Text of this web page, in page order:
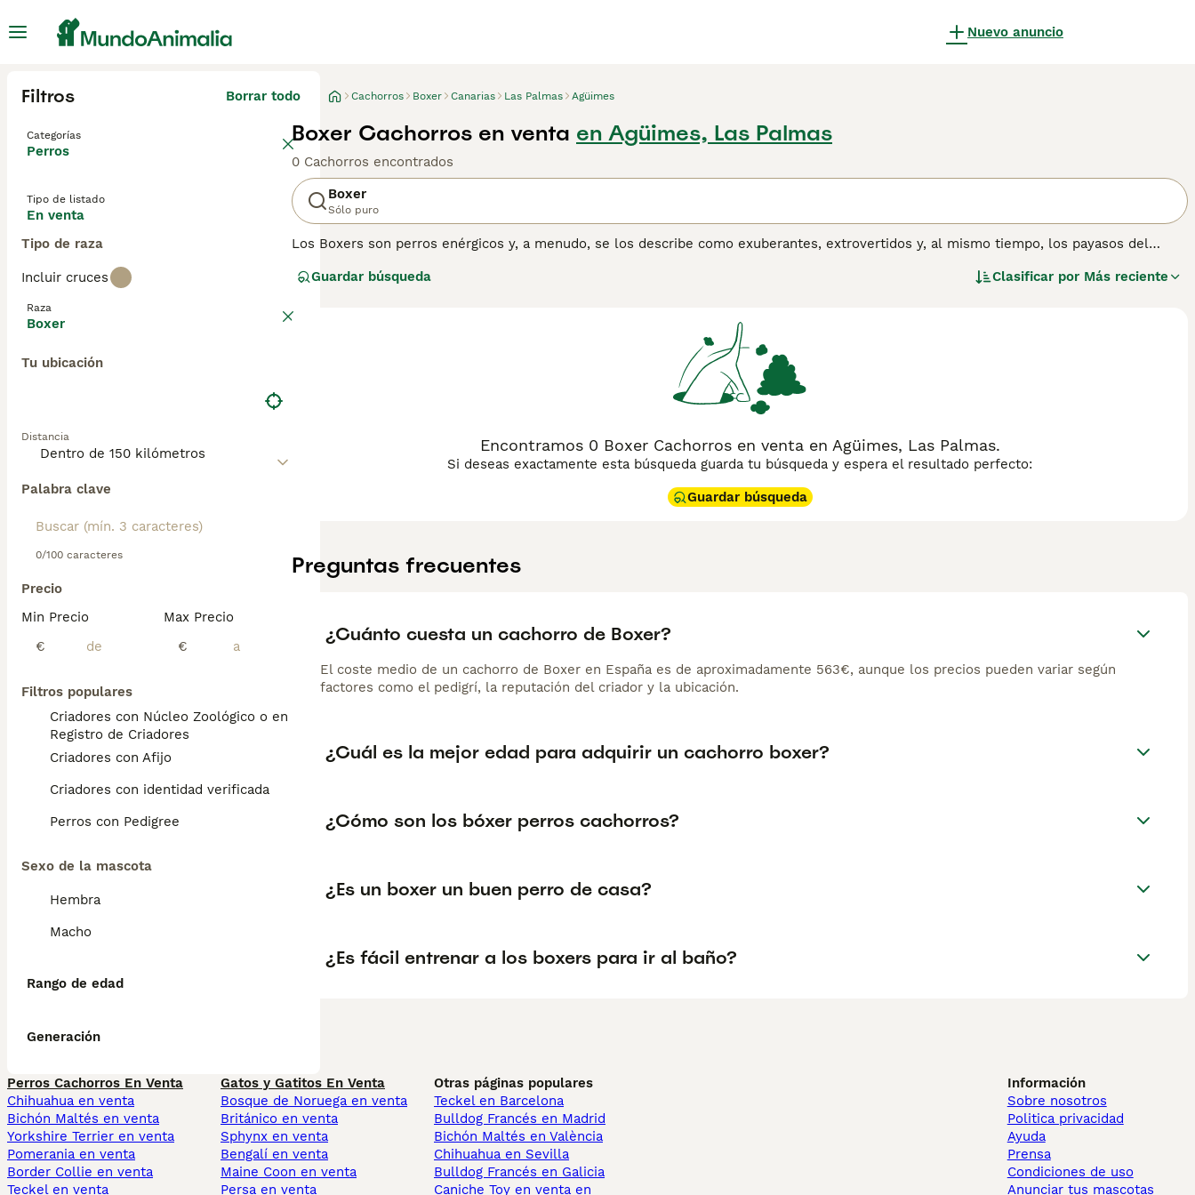
Nuevo anuncio
Filtros Borrar todo
Categorías
Perros
Tipo de listado
En venta
Tipo de raza
Incluir cruces
Raza
Boxer
Tu ubicación
Distancia
Palabra clave
0/100 caracteres
Precio
Min Precio
€
Max Precio
€
Filtros populares
Criadores con Núcleo Zoológico o en el
Registro de Criadores
Criadores con Afijo
Criadores con identidad verificada
Perros con Pedigree
Sexo de la mascota
Hembra
Macho
Rango de edad
Generación
Cachorros Boxer Canarias Las Palmas Agüimes
Boxer Cachorros en venta en Agüimes, Las Palmas
0 Cachorros encontrados
Boxer
Sólo puro
Los Boxers son perros enérgicos y, a menudo, se los describe como exuberantes, extrovertidos y, al mismo tiempo, los payasos del
extremadamente leales y el hecho de que sean tan extrovertidos por naturaleza significa que puedes divertirte mucho con ellos. Se dice
para obtener información sobre esta raza de perro.
Guardar búsqueda Clasificar por Más reciente
Encontramos 0 Boxer Cachorros en venta en Agüimes, Las Palmas.
Si deseas exactamente esta búsqueda guarda tu búsqueda y espera el resultado perfecto:
Guardar búsqueda
Preguntas frecuentes
¿Cuánto cuesta un cachorro de Boxer?
El coste medio de un cachorro de Boxer en España es de aproximadamente 563€, aunque los precios pueden variar según
factores como el pedigrí, la reputación del criador y la ubicación.
¿Cuál es la mejor edad para adquirir un cachorro boxer?
¿Cómo son los bóxer perros cachorros?
¿Es un boxer un buen perro de casa?
¿Es fácil entrenar a los boxers para ir al baño?
Perros Cachorros En Venta
Chihuahua en venta
Bichón Maltés en venta
Yorkshire Terrier en venta
Pomerania en venta
Border Collie en venta
Teckel en venta
Gatos y Gatitos En Venta
Bosque de Noruega en venta
Británico en venta
Sphynx en venta
Bengalí en venta
Maine Coon en venta
Persa en venta
Otras páginas populares
Teckel en Barcelona
Bulldog Francés en Madrid
Bichón Maltés en València
Chihuahua en Sevilla
Bulldog Francés en Galicia
Caniche Toy en venta en
Información
Sobre nosotros
Politica privacidad
Ayuda
Prensa
Condiciones de uso
Anunciar tus mascotas